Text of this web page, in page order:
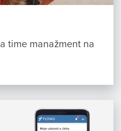
time manažment na